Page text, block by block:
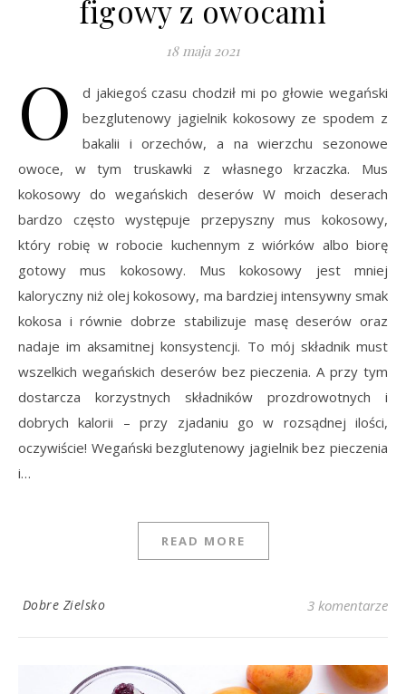
figowy z owocami
18 maja 2021
O
d jakiegoś czasu chodził mi po głowie wegański
bezglutenowy jagielnik kokosowy ze spodem z
bakalii i orzechów, a na wierzchu sezonowe
owoce, w tym truskawki z własnego krzaczka. Mus
kokosowy do wegańskich deserów W moich deserach
bardzo często występuje przepyszny mus kokosowy,
który robię w robocie kuchennym z wiórków albo biorę
gotowy mus kokosowy. Mus kokosowy jest mniej
kaloryczny niż olej kokosowy, ma bardziej intensywny smak
kokosa i równie dobrze stabilizuje masę deserów oraz
nadaje im aksamitnej konsystencji. To mój składnik must
wszelkich wegańskich deserów bez pieczenia. A przy tym
dostarcza korzystnych składników prozdrowotnych i
dobrych kalorii – przy zjadaniu go w rozsądnej ilości,
oczywiście! Wegański bezglutenowy jagielnik bez pieczenia
i…
READ MORE
Dobre Zielsko 3 komentarze